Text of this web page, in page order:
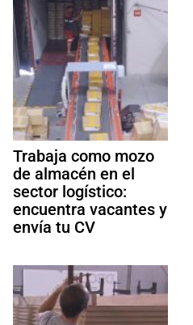
Trabaja como mozo
de almacén en el
sector logístico:
encuentra vacantes y
envía tu CV